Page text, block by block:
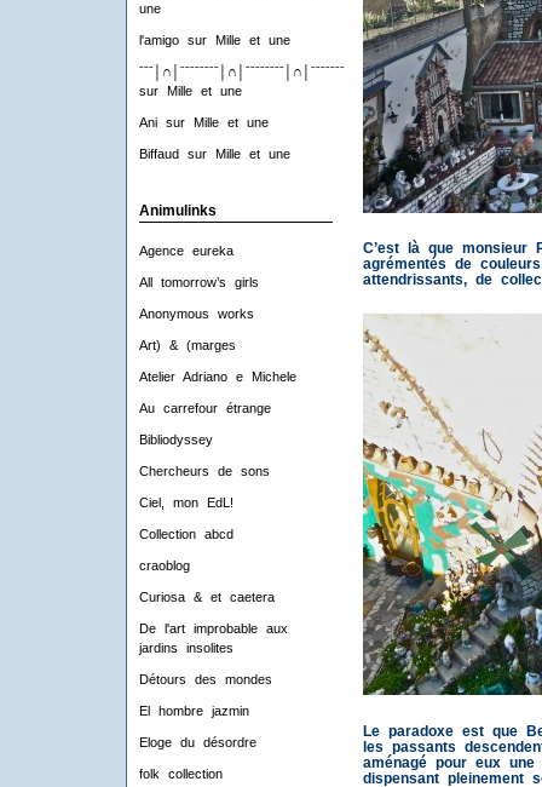
une
l'amigosur Mille et une
ˉˉˉ│∩│ˉˉˉˉˉˉˉˉ│∩│ˉˉˉˉˉˉˉˉ│∩│ˉˉˉˉˉˉˉˉ│∩│ˉˉˉ
sur
Mille et une
Anisur Mille et une
Biffaud sur Mille et une
Animulinks
Agence eureka
All tomorrow’s girls
Anonymous works
Art) & (marges
Atelier Adriano e Michele
Au carrefour étrange
Bibliodyssey
Chercheurs de sons
Ciel, mon EdL!
Collection abcd
craoblog
Curiosa & et caetera
De l'art improbable aux
jardins insolites
Détours des mondes
El hombre jazmin
Eloge du désordre
folk collection
C’est là que monsieur
agrémentés de
attendrissants, de
Le paradoxe est que
les passants
aménagé pour eux une
dispensant pleinement